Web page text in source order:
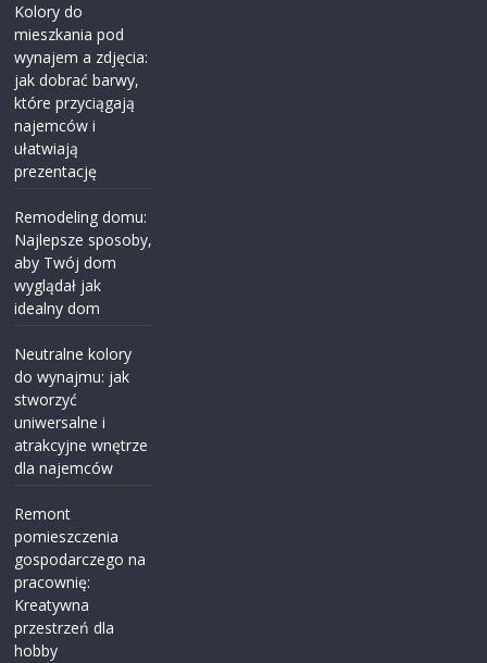
Kolory do
mieszkania pod
wynajem a zdjęcia:
jak dobrać barwy,
które przyciągają
najemców i
ułatwiają
prezentację
Remodeling domu:
Najlepsze sposoby,
aby Twój dom
wyglądał jak
idealny dom
Neutralne kolory
do wynajmu: jak
stworzyć
uniwersalne i
atrakcyjne wnętrze
dla najemców
Remont
pomieszczenia
gospodarczego na
pracownię:
Kreatywna
przestrzeń dla
hobby